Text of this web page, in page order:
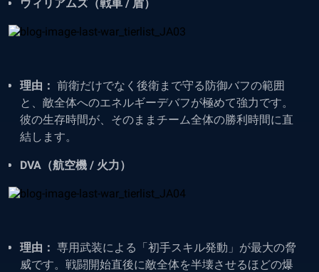
ウィリアムズ（戦車 / 盾）
理由： 前衛だけでなく後衛まで守る防御バフの範囲
と、敵全体へのエネルギーデバフが極めて強力です。
彼の生存時間が、そのままチーム全体の勝利時間に直
結します。
DVA（航空機 / 火力）
理由： 専用武装による「初手スキル発動」が最大の脅
威です。戦闘開始直後に敵全体を半壊させるほどの爆